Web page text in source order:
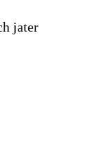
jater